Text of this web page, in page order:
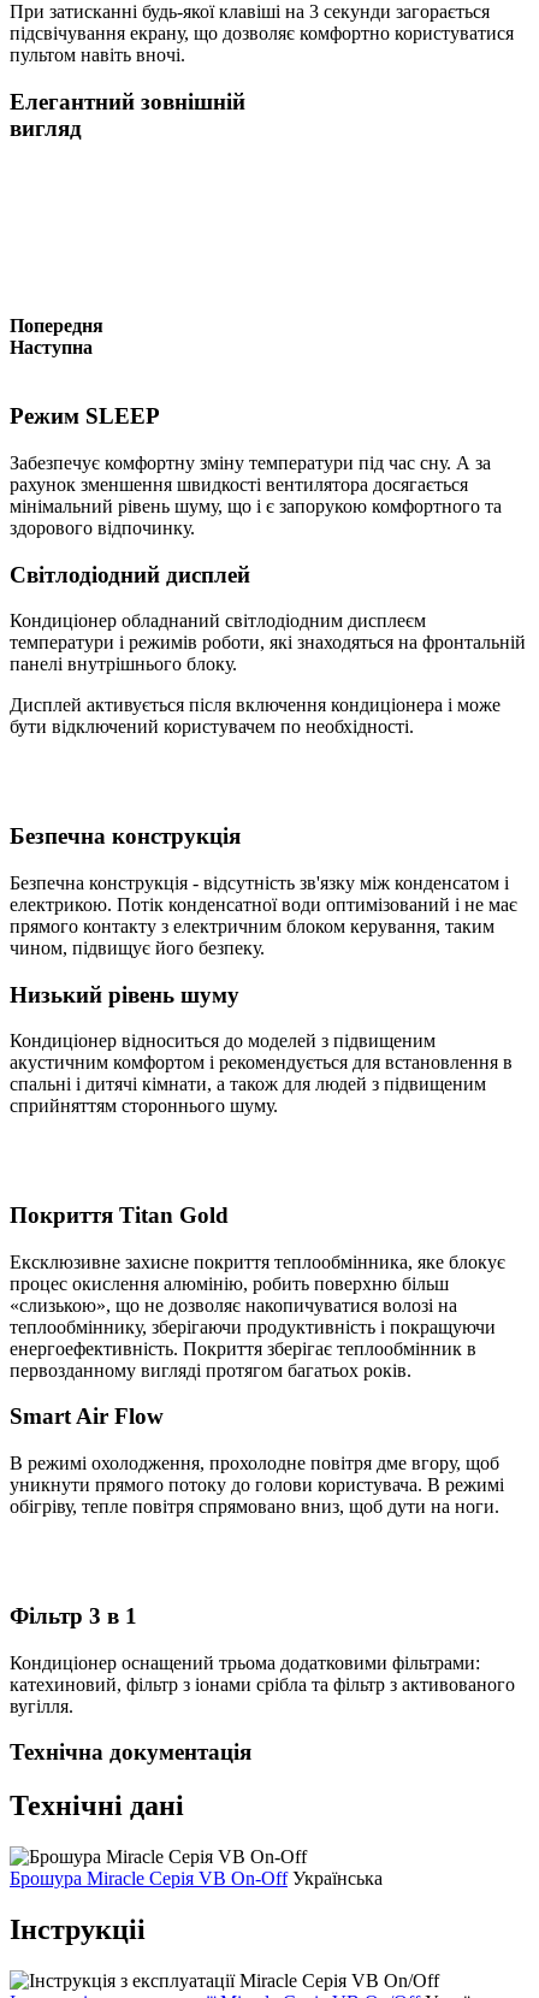
При затисканні будь-якої клавіші на 3 секунди загорається
підсвічування екрану, що дозволяє комфортно користуватися
пультом навіть вночі.
Елегантний зовнішній
вигляд
Попередня
Наступна
Режим SLEEP
Забезпечує комфортну змiну температури пiд час сну. А за
рахунок зменшення швидкостi вентилятора досягається
мiнiмальний рiвень шуму, що i є запорукою комфортного та
здорового вiдпочинку.
Світлодіодний дисплей
Кондиціонер обладнаний світлодіодним дисплеєм
температури і режимів роботи, які знаходяться на фронтальній
панелі внутрішнього блоку.
Дисплей активується після включення кондиціонера і може
бути відключений користувачем по необхідності.
Безпечна конструкція
Безпечна конструкція - відсутність зв'язку між конденсатом і
електрикою. Потік конденсатної води оптимізований і не має
прямого контакту з електричним блоком керування, таким
чином, підвищує його безпеку.
Низький рівень шуму
Кондиціонер відноситься до моделей з підвищеним
акустичним комфортом і рекомендується для встановлення в
спальні і дитячі кімнати, а також для людей з підвищеним
сприйняттям стороннього шуму.
Покриття Titan Gold
Ексклюзивне захисне покриття теплообмінника, яке блокує
процес окислення алюмінію, робить поверхню більш
«слизькою», що не дозволяє накопичуватися волозі на
теплообміннику, зберігаючи продуктивність і покращуючи
енергоефективність. Покриття зберігає теплообмінник в
первозданному вигляді протягом багатьох років.
Smart Air Flow
В режимі охолодження, прохолодне повітря дме вгору, щоб
уникнути прямого потоку до голови користувача. В режимі
обігріву, тепле повітря спрямовано вниз, щоб дути на ноги.
Фільтр 3 в 1
Кондиціонер оснащений трьома додатковими фільтрами:
катехиновий, фільтр з іонами срібла та фільтр з активованого
вугілля.
Технічна документація
Технічні дані
Брошура Miracle Серія VB On-Off Українська
Інструкціі